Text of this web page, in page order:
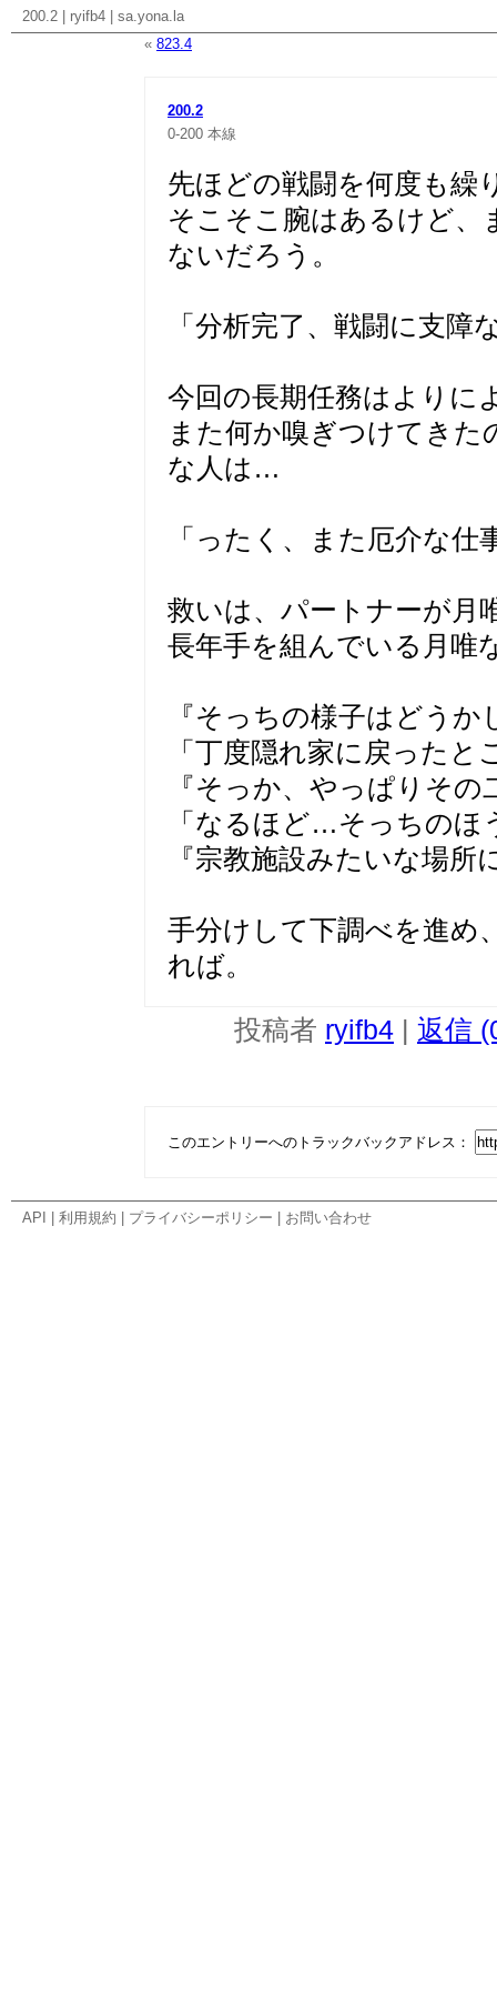
200.2 ryifb4
sa.yona.la
« 823.4
200.2
0-200 本線
先ほどの戦闘を何度も繰
そこそこ腕はあるけど、
ないだろう。
「分析完了、戦闘に支障
今回の長期任務はよりに
また何か嗅ぎつけてき
な人は…
「ったく、また厄介な
救いは、パートナーが月
長年手を組んでいる月唯
『そっちの様子はどうか
「丁度隠れ家に戻ったと
『そっか、やっぱりそ
「なるほど…そっちのほ
『宗教施設みたいな場
手分けして下調べを進め
れば。
投稿者 ryifb4 返信
このエントリーへのトラックバックアドレス：
API 利用規約 プライバシーポリシー お問い合わせ